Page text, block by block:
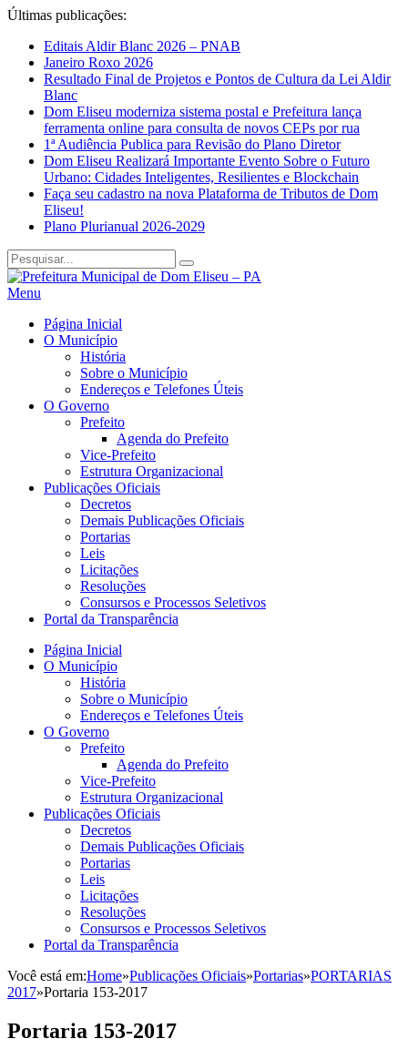
Últimas publicações:
Editais Aldir Blanc 2026 – PNAB
Janeiro Roxo 2026
Resultado Final de Projetos e Pontos de Cultura da Lei Aldir
Blanc
Dom Eliseu moderniza sistema postal e Prefeitura lança
ferramenta online para consulta de novos CEPs por rua
1ª Audiência Publica para Revisão do Plano Diretor
Dom Eliseu Realizará Importante Evento Sobre o Futuro
Urbano: Cidades Inteligentes, Resilientes e Blockchain
Faça seu cadastro na nova Plataforma de Tributos de Dom
Eliseu!
Plano Plurianual 2026-2029
Menu
Página Inicial
O Município
História
Sobre o Município
Endereços e Telefones Úteis
O Governo
Prefeito
Agenda do Prefeito
Vice-Prefeito
Estrutura Organizacional
Publicações Oficiais
Decretos
Demais Publicações Oficiais
Portarias
Leis
Licitações
Resoluções
Consursos e Processos Seletivos
Portal da Transparência
Página Inicial
O Município
História
Sobre o Município
Endereços e Telefones Úteis
O Governo
Prefeito
Agenda do Prefeito
Vice-Prefeito
Estrutura Organizacional
Publicações Oficiais
Decretos
Demais Publicações Oficiais
Portarias
Leis
Licitações
Resoluções
Consursos e Processos Seletivos
Portal da Transparência
Você está em:Home»Publicações Oficiais»Portarias»PORTARIAS
2017»Portaria 153-2017
Portaria 153-2017